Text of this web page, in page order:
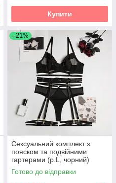
Купити
–21%
Сексуальний комплект з
пояском та подвійними
гартерами (р.L, чорний)
Готово до відправки